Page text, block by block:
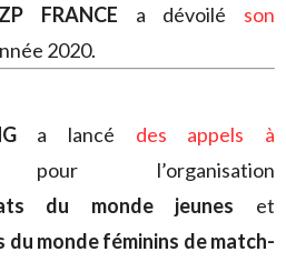
FRANCE a dévoilé son
2020.
a lancé des appels à
l’organisation
du monde jeunes et
du monde féminins de match-